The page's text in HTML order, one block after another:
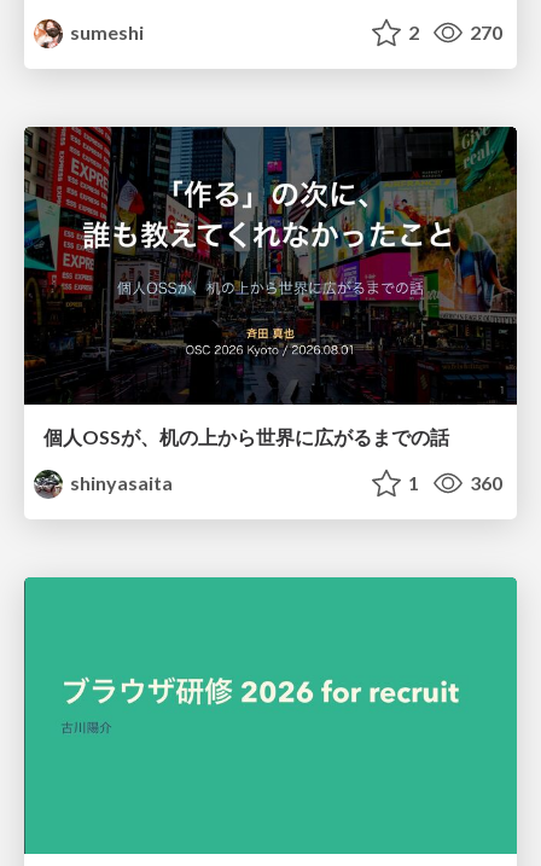
sumeshi
2 270
個人OSSが、机の上から世界に広がるまでの話
shinyasaita
1 360